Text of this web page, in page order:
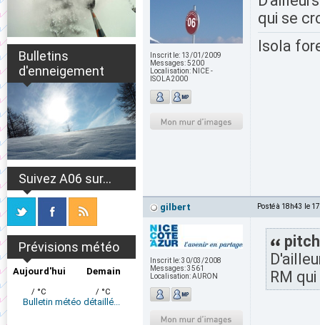
Bulletins
d'enneigement
Suivez A06 sur...
Prévisions météo
Aujourd'hui
/ °C
Demain
/ °C
Bulletin météo détaillé...
Inscrit le: 13/01/2009
Messages:5200
Localisation: NICE -
ISOLA2000
qui se
Isola
gilbert Posté à 18h43 le
Inscrit le:30/03/2008
Messages:3561
Localisation:AURON
RM